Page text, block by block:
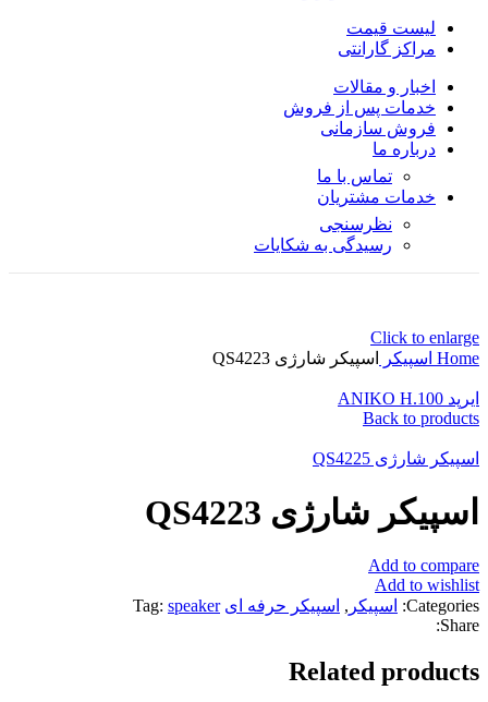
لیست قیمت
مراکز گارانتی
اخبار و مقالات
خدمات پس از فروش
فروش سازمانی
درباره ما
تماس با ما
خدمات مشتریان
نظرسنجی
رسیدگی به شکایات
Click to enlarge
Home اسپیکر اسپیکر شارژی QS4223
ایرپد ANIKO H.100
Back to products
اسپیکر شارژی QS4225
اسپیکر شارژی QS4223
Add to compare
Add to wishlist
Categories:
اسپیکر , اسپیکر حرفه ای Tag: speaker
Share:
Related products